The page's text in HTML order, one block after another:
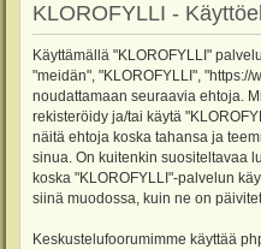
KLOROFYLLI -
Käyttämällä "KLOROFYLLI"
"meidän", "KLOROFYLLI",
noudattamaan seuraavia ehtoja.
rekisteröidy ja/tai käytä
näitä ehtoja koska tahansa ja
sinua. On kuitenkin suositeltavaa
koska "KLOROFYLLI"-palvelun
siinä muodossa, kuin ne on
Keskustelufoorumimme käyttää